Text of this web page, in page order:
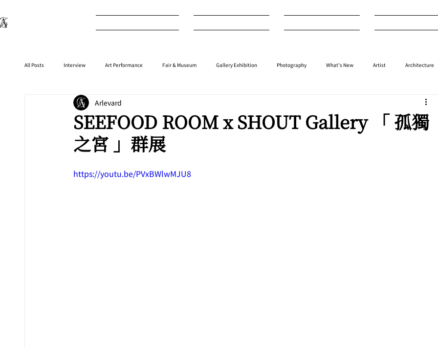
All Posts Interview Art Performance Fair & Museum Gallery Exhibition Photography What's New Artist Architecture
⁠⁠Product Anime Auction
SEEFOOD ROOM x SHOUT Gallery 「 孤獨
之宮 」群展
Arlevard
https://youtu.be/PVxBWlwMJU8